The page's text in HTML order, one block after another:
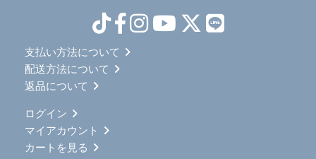
支払い方法について
配送方法について
返品について
ログイン
マイアカウント
カートを見る